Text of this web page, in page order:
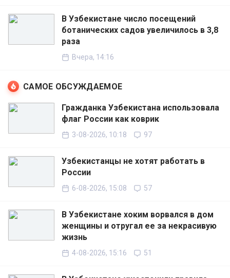
В Узбекистане число посещений
ботанических садов увеличилось в 3,8
раза
Вчера, 14:16
САМОЕ ОБСУЖДАЕМОЕ
Гражданка Узбекистана использовала
флаг России как коврик
3-08-2026, 10:18 97
Узбекистанцы не хотят работать в
России
6-08-2026, 15:08 57
В Узбекистане хоким ворвался в дом
женщины и отругал ее за некрасивую
жизнь
4-08-2026, 15:16 51